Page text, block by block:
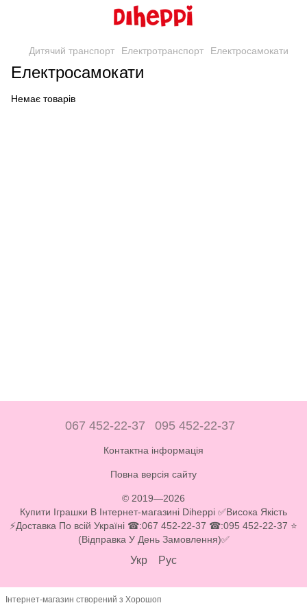
Дитячий транспорт Електротранспорт Електросамокати
Електросамокати
Немає товарів
067 452-22-37 095 452-22-37
Контактна інформація
Повна версія сайту
© 2019—2026
Купити Іграшки В Інтернет-магазині Diheppi ✅Висока Якість
⚡Доставка По всій Україні ☎:067 452-22-37 ☎:095 452-22-37 ⭐
(Відправка У День Замовлення)✅
Укр Рус
Інтернет-магазин створений з Хорошоп